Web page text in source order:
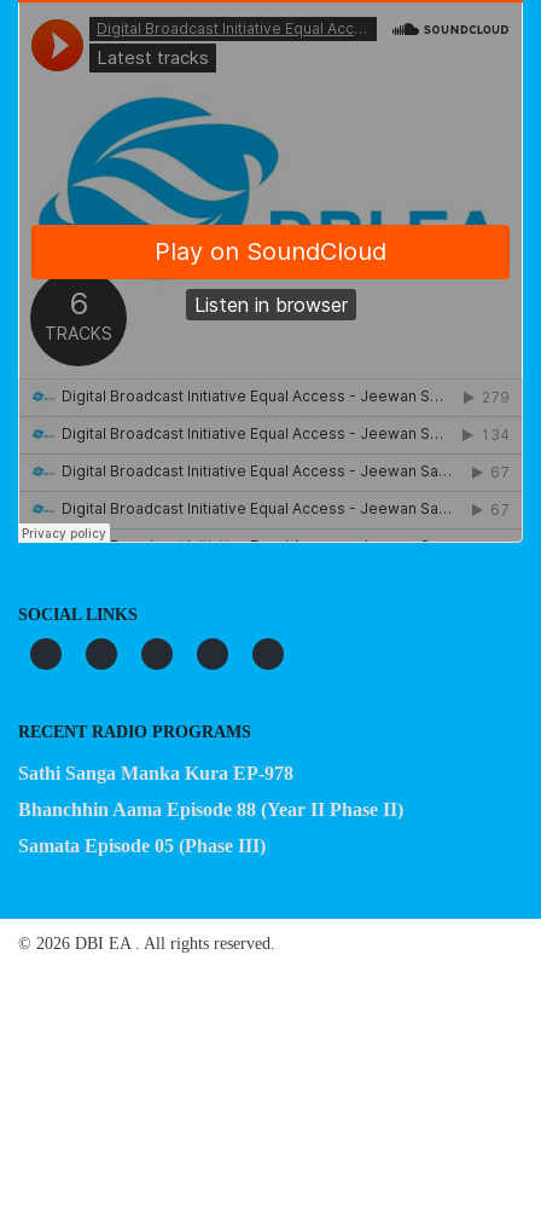
SOCIAL LINKS
RECENT RADIO PROGRAMS
Sathi Sanga Manka Kura EP-978
Bhanchhin Aama Episode 88 (Year II Phase II)
Samata Episode 05 (Phase III)
© 2026 DBI EA . All rights reserved.